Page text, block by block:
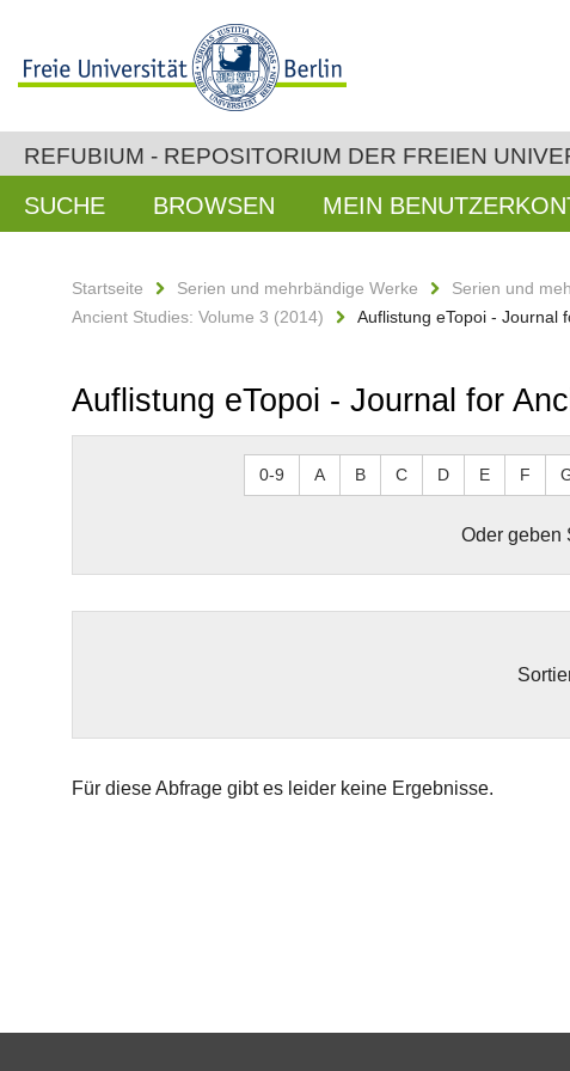
REFUBIUM - REPOSITORIUM DER FREIEN
SUCHE BROWSEN MEIN
Startseite Serien und mehrbändige Werke Serien und
Ancient Studies: Volume 3 (2014)
Auflistung eTopoi - Journal
Auflistung eTopoi - Journal for
0-9 A B C D E F
Oder geben
Für diese Abfrage gibt es leider keine Ergebnisse.